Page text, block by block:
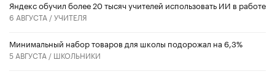
​Яндекс обучил более 20 тысяч учителей использовать ИИ в работе
6 АВГУСТА /УЧИТЕЛЯ
Минимальный набор товаров для школы подорожал на 6,3%
5 АВГУСТА / ШКОЛЬНИКИ